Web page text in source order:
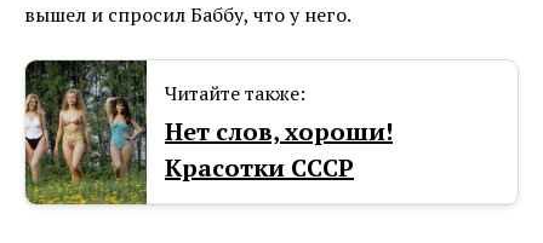
вышел и спросил Баббу, что у него.
Читайте также:
Нет слов, хороши!
Красотки СССР